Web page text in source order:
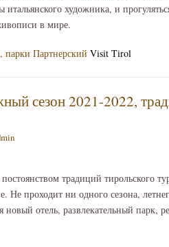
итальянского художника, и
в мире.
парки Партнерский Visit Tirol
сезон 2021-2022,
традиций тирольского
Не проходит ни одного сезона,
отель, развлекательный парк,